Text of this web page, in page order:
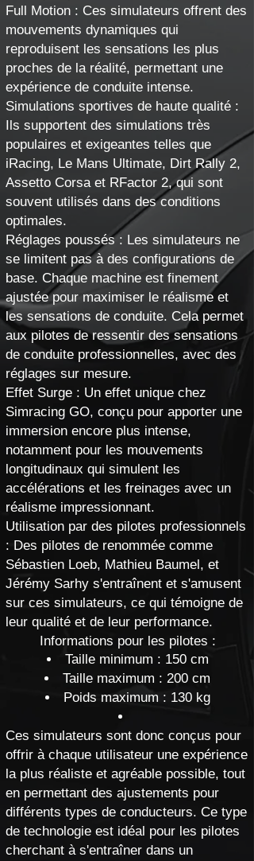
Full Motion : Ces simulateurs offrent des
mouvements dynamiques qui
reproduisent les sensations les plus
proches de la réalité, permettant une
expérience de conduite intense.
Simulations sportives de haute qualité :
Ils supportent des simulations très
populaires et exigeantes telles que
iRacing, Le Mans Ultimate, Dirt Rally 2,
Assetto Corsa et RFactor 2, qui sont
souvent utilisés dans des conditions
optimales.
Réglages poussés : Les simulateurs ne
se limitent pas à des configurations de
base. Chaque machine est finement
ajustée pour maximiser le réalisme et
les sensations de conduite. Cela permet
aux pilotes de ressentir des sensations
de conduite professionnelles, avec des
réglages sur mesure.
Effet Surge : Un effet unique chez
Simracing GO, conçu pour apporter une
immersion encore plus intense,
notamment pour les mouvements
longitudinaux qui simulent les
accélérations et les freinages avec un
réalisme impressionnant.
Utilisation par des pilotes professionnels
: Des pilotes de renommée comme
Sébastien Loeb, Mathieu Baumel, et
Jérémy Sarhy s'entraînent et s'amusent
sur ces simulateurs, ce qui témoigne de
leur qualité et de leur performance.
Informations pour les pilotes :
Taille minimum : 150 cm
Taille maximum : 200 cm
Poids maximum : 130 kg
Ces simulateurs sont donc conçus pour
offrir à chaque utilisateur une expérience
la plus réaliste et agréable possible, tout
en permettant des ajustements pour
différents types de conducteurs. Ce type
de technologie est idéal pour les pilotes
cherchant à s'entraîner dans un